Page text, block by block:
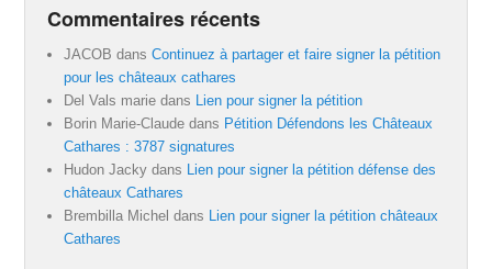
Commentaires récents
JACOB dansContinuez à partager et faire signer la pétition
pour les châteaux cathares
Del Vals marie dans
Lien pour signer la pétition
Borin Marie-Claude dans Pétition Défendons les Châteaux
Cathares : 3787 signatures
Hudon Jacky dans
Lien pour signer la pétition défense des
châteaux Cathares
Brembilla Michel dans
Lien pour signer la pétition châteaux
Cathares